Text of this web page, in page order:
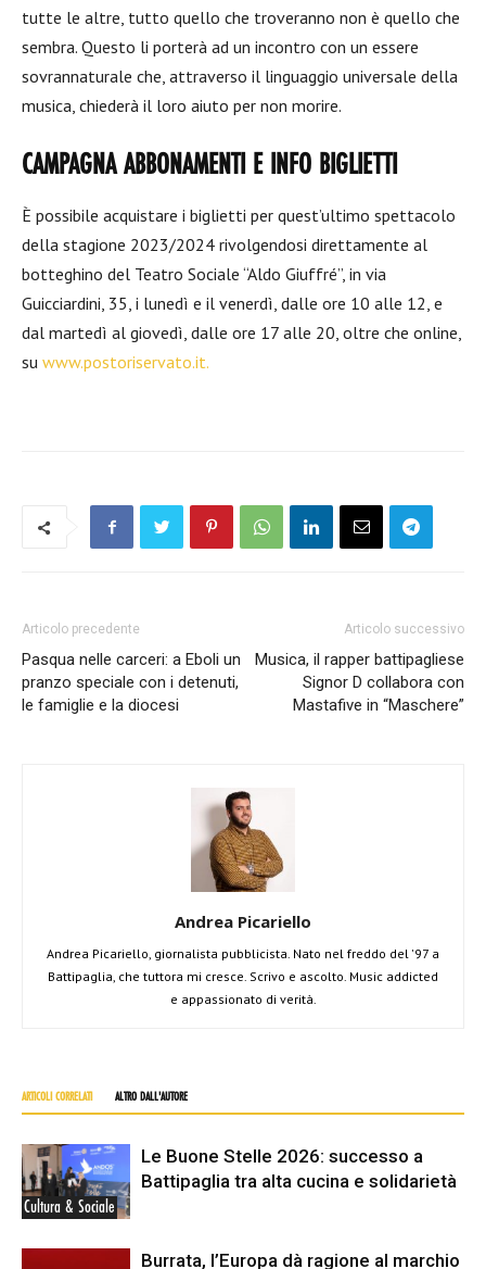
tutte le altre, tutto quello che troveranno non è quello che
sembra. Questo li porterà ad un incontro con un essere
sovrannaturale che, attraverso il linguaggio universale della
musica, chiederà il loro aiuto per non morire.
CAMPAGNA ABBONAMENTI E INFO BIGLIETTI
È possibile acquistare i biglietti per quest’ultimo spettacolo
della stagione 2023/2024 rivolgendosi direttamente al
botteghino del Teatro Sociale “Aldo Giuffré”, in via
Guicciardini, 35, i lunedì e il venerdì, dalle ore 10 alle 12, e
dal martedì al giovedì, dalle ore 17 alle 20, oltre che online,
su www.postoriservato.it.
Articolo precedente
Pasqua nelle carceri: a Eboli un
pranzo speciale con i detenuti,
le famiglie e la diocesi
Articolo successivo
Musica, il rapper battipagliese
Signor D collabora con
Mastafive in “Maschere”
Andrea Picariello
Andrea Picariello, giornalista pubblicista. Nato nel freddo del '97 a
Battipaglia, che tuttora mi cresce. Scrivo e ascolto. Music addicted
e appassionato di verità.
ARTICOLI CORRELATI ALTRO DALL'AUTORE
Cultura & Sociale
Le Buone Stelle 2026: successo a
Battipaglia tra alta cucina e solidarietà
Burrata, l’Europa dà ragione al marchio